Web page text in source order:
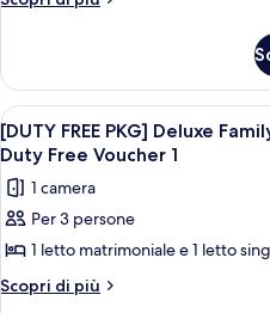
View
Ocean
Twin
Room,
City
View
+
LOTTE
Duty
Voucher
FREE
PKG]
Deluxe
Twin
Room,
City
View
LOTTE
Duty
Free
Apri
tutte
le
foto
per
[DUTY
FREE
6
[DUTY FREE PKG] Deluxe
Duty Free Voucher 1
1 camera
Per 3 persone
1 letto matrimoniale e 1 letto
Scopri di più
Altri